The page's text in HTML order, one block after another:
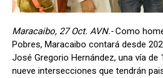
Maracaibo, 27 Oct. AVN.-Como
Pobres, Maracaibo contará desde
José Gregorio Hernández, una vía de
nueve intersecciones que tendrán